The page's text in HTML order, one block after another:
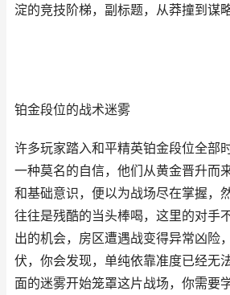
淀的竞技阶梯，副标题，从莽撞到谋
铂金段位的战术迷雾
许多玩家踏入和平精英铂金段位全部
一种莫名的自信，他们从黄金晋升而
和基础意识，便以为战场尽在掌握，
往往是残酷的当头棒喝，这里的对手
出的机会，房区遭遇战变得异常凶险
伏，你会发现，单纯依靠准度已经无
面的迷雾开始笼罩这片战场，你需要